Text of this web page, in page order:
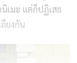
เมะ แต่ก็ปฏิเสธ
ยงกัน